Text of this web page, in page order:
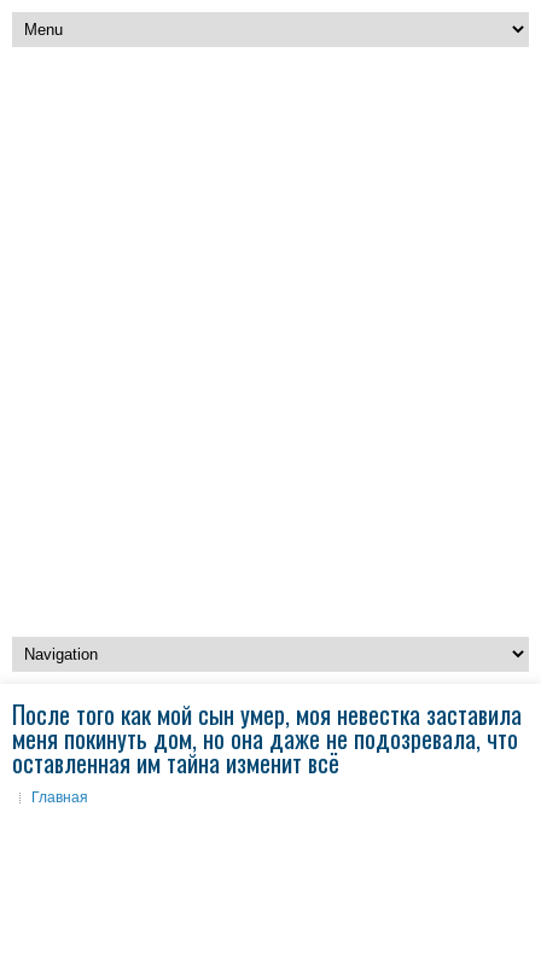
После того как мой сын умер, моя невестка заставила
меня покинуть дом, но она даже не подозревала, что
оставленная им тайна изменит всё
Главная